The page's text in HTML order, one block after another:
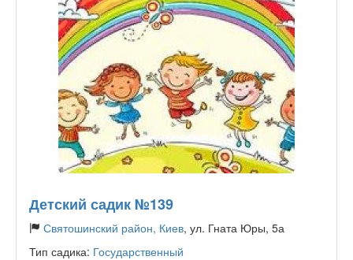
Детский садик №139
Святошинский район, Киев, ул. Гната Юры, 5а
Тип садика: Государственный